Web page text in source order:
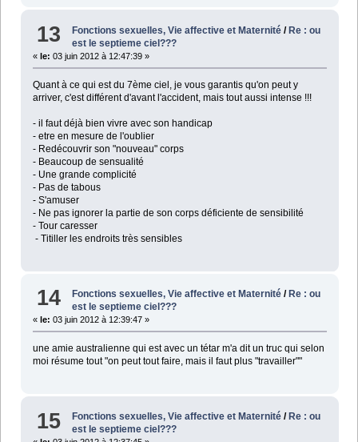
13 Fonctions sexuelles, Vie affective et Maternité /Re : ou
est le septieme ciel???
« le: 03 juin 2012 à 12:47:39 »
Quant à ce qui est du 7ème ciel, je vous garantis qu'on peut y
arriver, c'est différent d'avant l'accident, mais tout aussi intense !!!
- il faut déjà bien vivre avec son handicap
- etre en mesure de l'oublier
- Redécouvrir son "nouveau" corps
- Beaucoup de sensualité
- Une grande complicité
- Pas de tabous
- S'amuser
- Ne pas ignorer la partie de son corps déficiente de sensibilité
- Tour caresser
- Titiller les endroits très sensibles
14 Fonctions sexuelles, Vie affective et Maternité / Re : ou
est le septieme ciel???
« le: 03 juin 2012 à 12:39:47 »
une amie australienne qui est avec un tétar m'a dit un truc qui selon
moi résume tout "on peut tout faire, mais il faut plus "travailler""
15 Fonctions sexuelles, Vie affective et Maternité / Re : ou
est le septieme ciel???